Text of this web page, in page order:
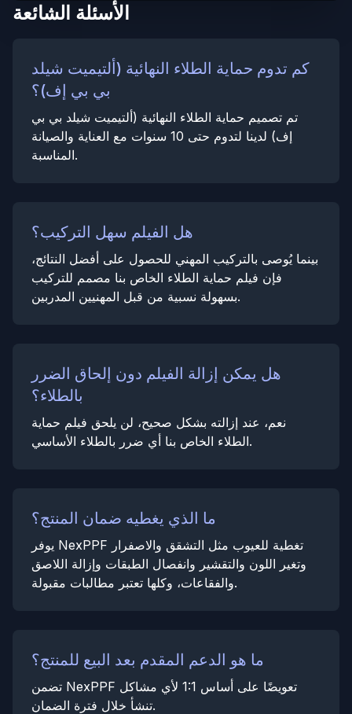
الأسئلة الشائعة
كم تدوم حماية الطلاء النهائية (ألتيميت شيلد
بي بي إف)؟
تم تصميم حماية الطلاء النهائية (ألتيميت شيلد بي بي
إف) لدينا لتدوم حتى 10 سنوات مع العناية والصيانة
المناسبة.
هل الفيلم سهل التركيب؟
بينما يُوصى بالتركيب المهني للحصول على أفضل النتائج،
فإن فيلم حماية الطلاء الخاص بنا مصمم للتركيب
بسهولة نسبية من قبل المهنيين المدربين.
هل يمكن إزالة الفيلم دون إلحاق الضرر
بالطلاء؟
نعم، عند إزالته بشكل صحيح، لن يلحق فيلم حماية
الطلاء الخاص بنا أي ضرر بالطلاء الأساسي.
ما الذي يغطيه ضمان المنتج؟
يوفر NexPPF تغطية للعيوب مثل التشقق والاصفرار
وتغير اللون والتقشير وانفصال الطبقات وإزالة اللاصق
والفقاعات، وكلها تعتبر مطالبات مقبولة.
ما هو الدعم المقدم بعد البيع للمنتج؟
تضمن NexPPF تعويضًا على أساس 1:1 لأي مشاكل
تنشأ خلال فترة الضمان.